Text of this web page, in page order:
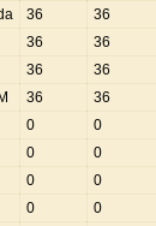
36 36
36 36
36 36
36 36
0 0
0 0
0 0
0 0